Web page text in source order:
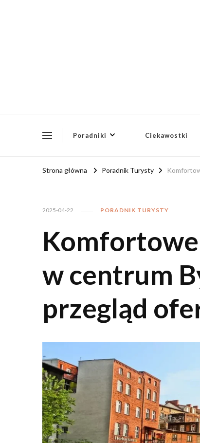
Poradniki Ciekawostki
Strona główna Poradnik Turysty
2025-04-22 PORADNIK TURYSTY
w centrum
przegląd